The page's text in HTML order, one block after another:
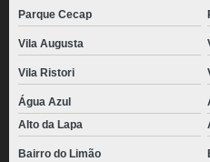
Parque Cecap
Vila Augusta
Vila Ristori
Água Azul
Alto da Lapa
Bairro do Limão